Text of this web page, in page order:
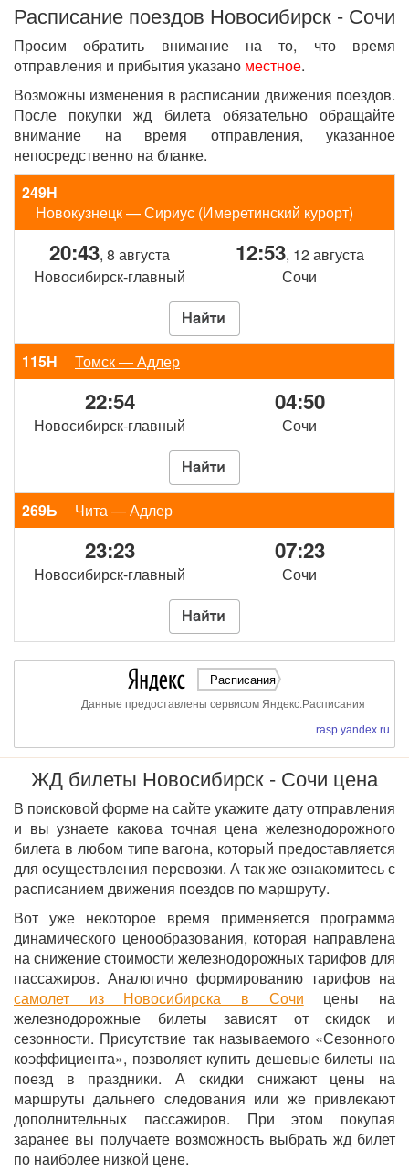
Расписание поездов Новосибирск - Сочи
Просим обратить внимание на то, что время
отправления и прибытия указано местное.
Возможны изменения в расписании движения поездов.
После покупки жд билета обязательно обращайте
внимание на время отправления, указанное
непосредственно на бланке.
249Н
Новокузнецк — Сириус (Имеретинский курорт)
20:43, 8 августа
Новосибирск-главный
12:53, 12 августа
Сочи
115Н Томск — Адлер
22:54
Новосибирск-главный
04:50
Сочи
269Ь Чита — Адлер
23:23
Новосибирск-главный
07:23
Сочи
Расписания
Данные предоставлены сервисом Яндекс.Расписания
rasp.yandex.ru
ЖД билеты Новосибирск - Сочи цена
В поисковой форме на сайте укажите дату отправления
и вы узнаете какова точная цена железнодорожного
билета в любом типе вагона, который предоставляется
для осуществления перевозки. А так же ознакомитесь с
расписанием движения поездов по маршруту.
Вот уже некоторое время применяется программа
динамического ценообразования, которая направлена
на снижение стоимости железнодорожных тарифов для
пассажиров. Аналогично формированию тарифов на
самолет из Новосибирска в Сочи цены на
железнодорожные билеты зависят от скидок и
сезонности. Присутствие так называемого «Сезонного
коэффициента», позволяет купить дешевые билеты на
поезд в праздники. А скидки снижают цены на
маршруты дальнего следования или же привлекают
дополнительных пассажиров. При этом покупая
заранее вы получаете возможность выбрать жд билет
по наиболее низкой цене.